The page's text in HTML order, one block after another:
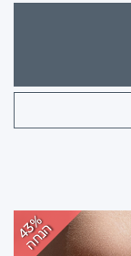
43%
הנחה